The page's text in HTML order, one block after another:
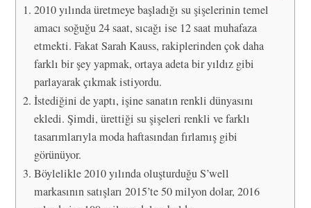
2010 yılında üretmeye başladığı su şişelerinin temel
amacı soğuğu 24 saat, sıcağı ise 12 saat muhafaza
etmekti. Fakat Sarah Kauss, rakiplerinden çok daha
farklı bir şey yapmak, ortaya adeta bir yıldız gibi
parlayarak çıkmak istiyordu.
İstediğini de yaptı, işine sanatın renkli dünyasını
ekledi. Şimdi, ürettiği su şişeleri renkli ve farklı
tasarımlarıyla moda haftasından fırlamış gibi
görünüyor.
Böylelikle 2010 yılında oluşturduğu S’well
markasının satışları 2015’te 50 milyon dolar, 2016